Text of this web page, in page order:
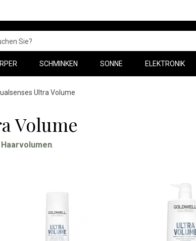
SCHMINKEN SONNE ELEKTRONIK
Ultra Volume
Volume
.
, verstärkt mit Multimineralien und einer
Für feines bis normales Haar